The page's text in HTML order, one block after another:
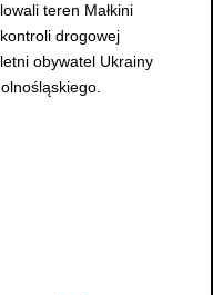
teren Małkini
drogowej
obywatel Ukrainy